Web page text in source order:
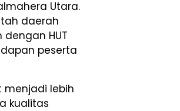
Utara.
daerah
dengan HUT
peserta
menjadi lebih
kualitas